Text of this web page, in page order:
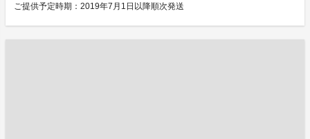
ご提供予定時期：2019年7月1日以降順次発送